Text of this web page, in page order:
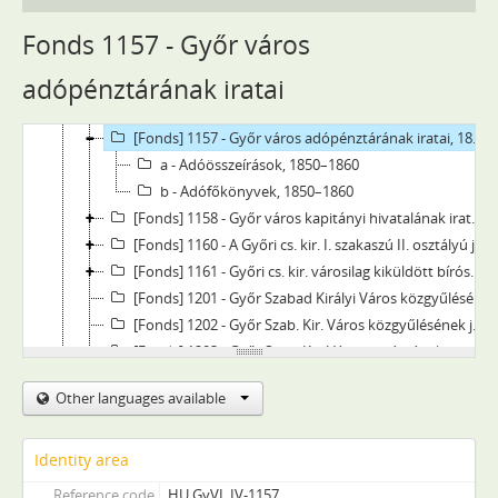
Fonds 1157 - Győr város
adópénztárának iratai
[Fonds] 1151 - Győr város községtanácsának iratai, 1850–1875
[Fonds] 1153 - Győr város gazdasági bizottságának jegyzőkönyvei, 1850–1860
[Fonds] 1155 - Győr város árva-bizottmányának jegyzőkönyvei, 1850–1860
[Fonds] 1157 - Győr város adópénztárának iratai, 1850–1860
a - Adóösszeírások, 1850–1860
b - Adófőkönyvek, 1850–1860
[Fonds] 1158 - Győr város kapitányi hivatalának iratai, 1850–1860
[Fonds] 1160 - A Győri cs. kir. I. szakaszú II. osztályú járásbíróság iratai, 1850–1861
[Fonds] 1161 - Győri cs. kir. városilag kiküldött bíróság iratai, 1850–1861
[Fonds] 1201 - Győr Szabad Királyi Város közgyűlésének jegyzőkönyvei, 1860–1861
[Fonds] 1202 - Győr Szab. Kir. Város közgyűlésének jegyzőkönyvei, 1862–1872
[Fonds] 1203 - Győr Szab. Kir. Város tanácsának iratai, 1861–1872
[Fonds] 1204 - Győr város gazdasági bizottságának jegyzőkönyvei, 1861–1871
[Fonds] 1205 - Győr város árva-bizottmányának jegyzőkönyvei, 1861–1871
[Fonds] 1209 - Győr Szab. Kir. város visszaállított törvényszékének iratai, 1861–1871
Other languages available
Identity area